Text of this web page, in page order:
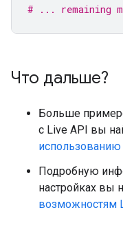
# ... remaining
Что дальше?
Больше
с Live API вы
использованию
Подробную
настройках вы
возможностям